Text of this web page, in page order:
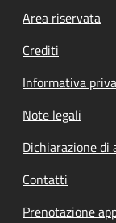
Footer
Area riservata
Crediti
Informativa
Note legali
Dichiarazione di
Contatti
Prenotazione